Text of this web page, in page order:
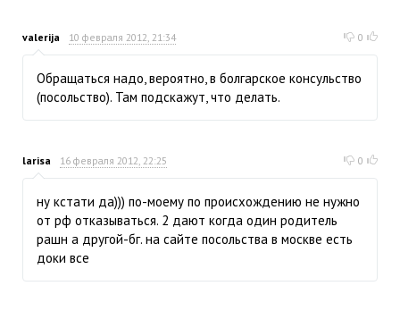
valerija 10 февраля 2012, 21:34 0
Обращаться надо, вероятно, в болгарское консульство
(посольство). Там подскажут, что делать.
larisa 16 февраля 2012, 22:25 0
ну кстати да))) по-моему по происхождению не нужно
от рф отказываться. 2 дают когда один родитель
рашн а другой-бг. на сайте посольства в москве есть
доки все